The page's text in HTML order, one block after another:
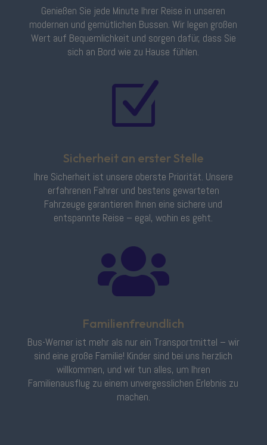
Genießen Sie jede Minute Ihrer Reise in unseren
modernen und gemütlichen Bussen. Wir legen großen
Wert auf Bequemlichkeit und sorgen dafür, dass Sie
sich an Bord wie zu Hause fühlen.
Z
Sicherheit an erster Stelle
Ihre Sicherheit ist unsere oberste Priorität. Unsere
erfahrenen Fahrer und bestens gewarteten
Fahrzeuge garantieren Ihnen eine sichere und
entspannte Reise – egal, wohin es geht.

Familienfreundlich
Bus-Werner ist mehr als nur ein Transportmittel – wir
sind eine große Familie! Kinder sind bei uns herzlich
willkommen, und wir tun alles, um Ihren
Familienausflug zu einem unvergesslichen Erlebnis zu
machen.